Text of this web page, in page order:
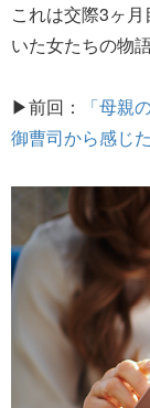
これは交際3ヶ
いた女たちの物語
▶前回：
「母親
御曹司から感じ